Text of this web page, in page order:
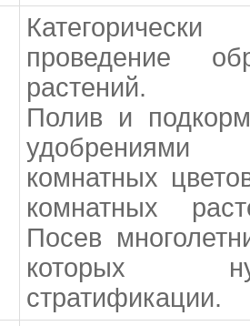
проведение
растений.
Полив и
удобрениями
комнатных
комнатных
Посев
которых
стратификации.